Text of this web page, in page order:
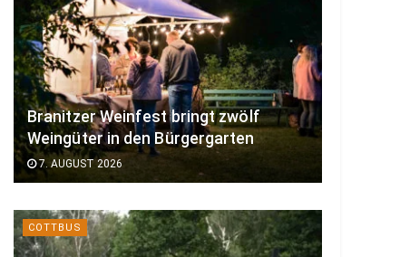
Branitzer Weinfest bringt zwölf
Weingüter in den Bürgergarten
7. AUGUST 2026
COTTBUS